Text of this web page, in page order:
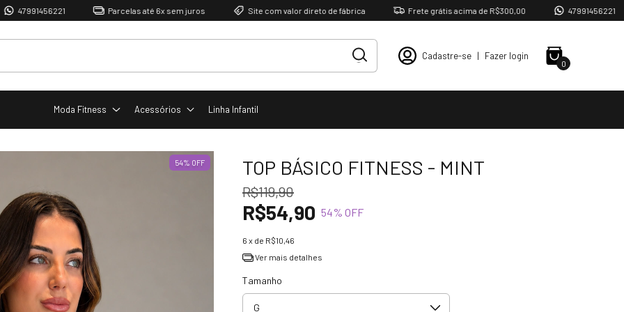
Parcelas até 6x sem juros Site com valor direto de fábrica Frete grátis acima de R$300,00 47991456221
Cadastre-se | Fazer login
0
Moda Fitness Acessórios Linha Infantil
54% OFF TOP BÁSICO FITNESS - MINT
R$119,90
R$54,90 54% OFF
6 x de R$10,46
Ver mais detalhes
Tamanho